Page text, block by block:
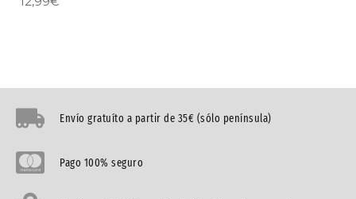
Envío gratuíto a partir de 35€ (sólo península)
Pago 100% seguro